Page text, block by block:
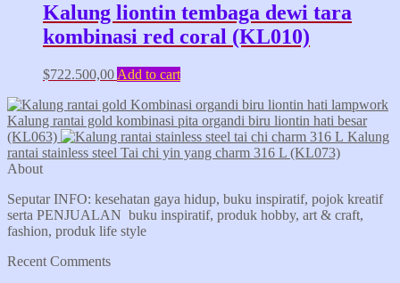
Kalung liontin tembaga dewi tara
kombinasi red coral (KL010)
$722.500,00 Add to cart
Kalung rantai gold kombinasi pita organdi biru liontin hati besar
(KL063)
Kalung
rantai stainless steel Tai chi yin yang charm 316 L (KL073)
About
Seputar INFO: kesehatan gaya hidup, buku inspiratif, pojok kreatif
serta PENJUALAN buku inspiratif, produk hobby, art & craft,
fashion, produk life style
Recent Comments